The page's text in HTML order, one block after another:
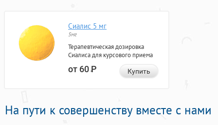
Сиалис 5 мг
5мг
Терапевтическая дозировка
Сиалиса для курсового приема
от 60Р Купить
На пути к совершенству вместе с нами